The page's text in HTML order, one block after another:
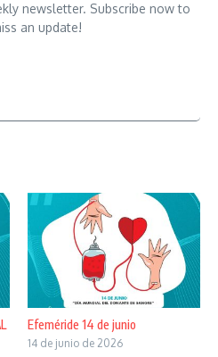
newsletter. Subscribe now to
an update!
Efeméride 14 de junio
14 de junio de 2026